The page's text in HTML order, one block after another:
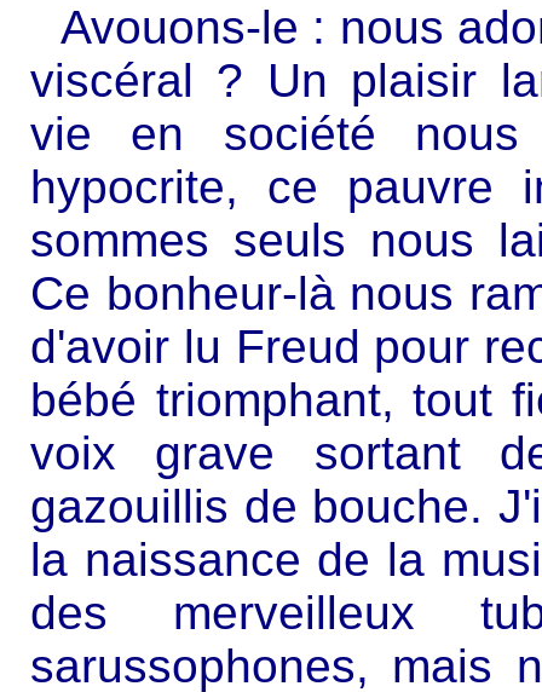
Avouons-le : nous
viscéral ? Un plaisir
vie en société
hypocrite, ce pauvre
sommes seuls nous
Ce bonheur-là nous
d'avoir lu Freud pour
bébé triomphant, tout
voix grave sortant
gazouillis de bouche.
la naissance de la
des merveilleux
sarussophones, mais